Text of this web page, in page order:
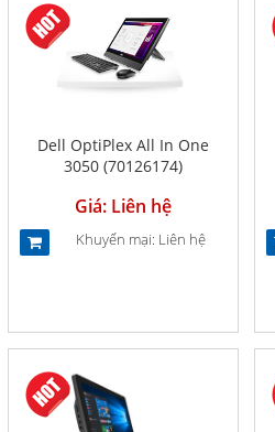
Dell OptiPlex All In One
3050 (70126174)
Giá: Liên hệ
Khuyến mại: Liên hệ